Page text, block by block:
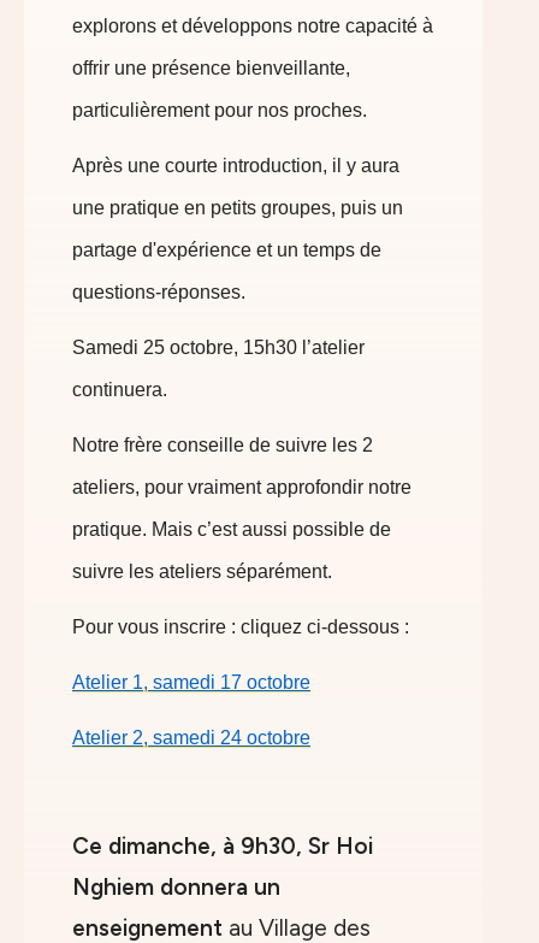
explorons et développons notre capacité à
offrir une présence bienveillante,
particulièrement pour nos proches.
Après une courte introduction, il y aura
une pratique en petits groupes, puis un
partage d'expérience et un temps de
questions-réponses.
Samedi 25 octobre, 15h30 l’atelier
continuera.
Notre frère conseille de suivre les 2
ateliers, pour vraiment approfondir notre
pratique. Mais c’est aussi possible de
suivre les ateliers séparément.
Pour vous inscrire : cliquez ci-dessous :
Atelier 1, samedi 17 octobre
Atelier 2, samedi 24 octobre
Ce dimanche, à 9h30, Sr Hoi
Nghiem donnera un
enseignement au Village des